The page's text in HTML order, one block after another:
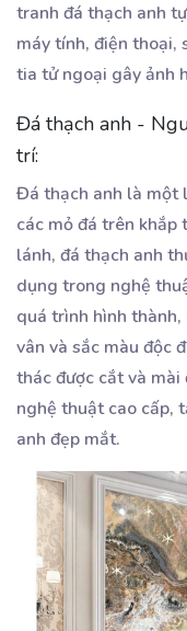
tranh đá thạch anh
máy tính, điện thoại,
tia tử ngoại gây ảnh
Đá thạch anh -
trí:
Đá thạch anh là một
các mỏ đá trên khắp
lánh, đá thạch anh
dụng trong nghệ
quá trình hình
vân và sắc màu độc
thác được cắt và
nghệ thuật cao cấp,
anh đẹp mắt.